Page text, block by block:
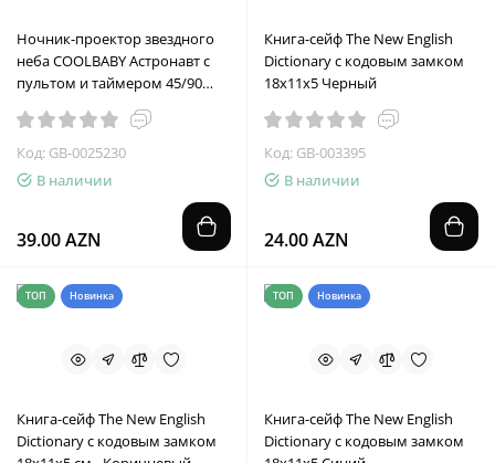
Ночник-проектор звездного
неба COOLBABY Астронавт с
пультом и таймером 45/90
Код: GB-0025230
В наличии
39.00 AZN
Книга-сейф The New English
Dictionary с кодовым замком
18х11х5 Черный
Код: GB-003395
В наличии
24.00 AZN
ТОП Новинка
Книга-сейф The New English
Dictionary с кодовым замком
ТОП Новинка
Книга-сейф The New English
Dictionary с кодовым замком